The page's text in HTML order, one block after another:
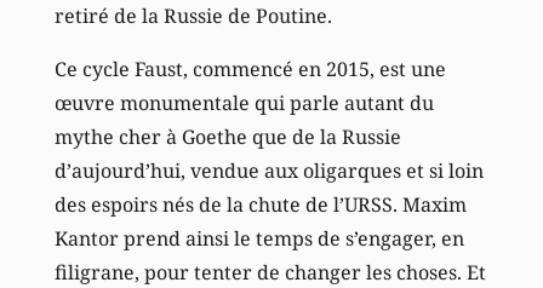
retiré de la Russie de Poutine.
Ce cycle Faust, commencé en 2015, est une
œuvre monumentale qui parle autant du
mythe cher à Goethe que de la Russie
d’aujourd’hui, vendue aux oligarques et si loin
des espoirs nés de la chute de l’URSS. Maxim
Kantor prend ainsi le temps de s’engager, en
filigrane, pour tenter de changer les choses. Et